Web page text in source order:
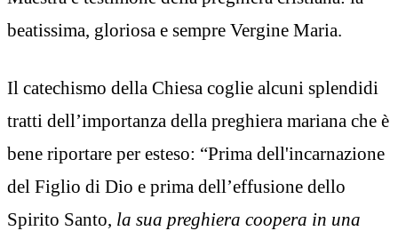
beatissima, gloriosa e sempre Vergine Maria.
Il catechismo della Chiesa coglie alcuni splendidi
tratti dell’importanza della preghiera mariana che è
bene riportare per esteso: “Prima dell'incarnazione
del Figlio di Dio e prima dell’effusione dello
Spirito Santo, la sua preghiera coopera in una